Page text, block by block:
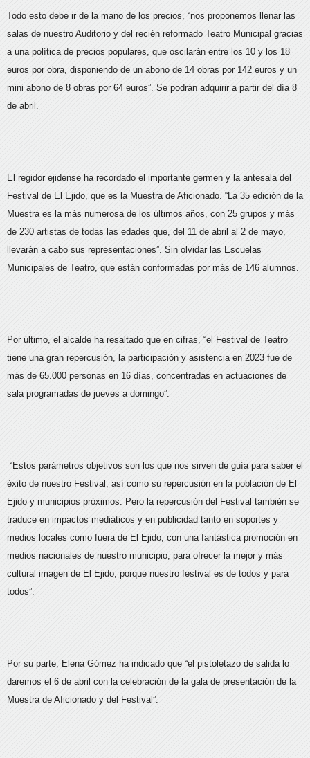
Todo esto debe ir de la mano de los precios, “nos proponemos llenar las
salas de nuestro Auditorio y del recién reformado Teatro Municipal gracias
a una política de precios populares, que oscilarán entre los 10 y los 18
euros por obra, disponiendo de un abono de 14 obras por 142 euros y un
mini abono de 8 obras por 64 euros”. Se podrán adquirir a partir del día 8
de abril.
El regidor ejidense ha recordado el importante germen y la antesala del
Festival de El Ejido, que es la Muestra de Aficionado. “La 35 edición de la
Muestra es la más numerosa de los últimos años, con 25 grupos y más
de 230 artistas de todas las edades que, del 11 de abril al 2 de mayo,
llevarán a cabo sus representaciones”. Sin olvidar las Escuelas
Municipales de Teatro, que están conformadas por más de 146 alumnos.
Por último, el alcalde ha resaltado que en cifras, “el Festival de Teatro
tiene una gran repercusión, la participación y asistencia en 2023 fue de
más de 65.000 personas en 16 días, concentradas en actuaciones de
sala programadas de jueves a domingo”.
“Estos parámetros objetivos son los que nos sirven de guía para saber el
éxito de nuestro Festival, así como su repercusión en la población de El
Ejido y municipios próximos. Pero la repercusión del Festival también se
traduce en impactos mediáticos y en publicidad tanto en soportes y
medios locales como fuera de El Ejido, con una fantástica promoción en
medios nacionales de nuestro municipio, para ofrecer la mejor y más
cultural imagen de El Ejido, porque nuestro festival es de todos y para
todos”.
Por su parte, Elena Gómez ha indicado que “el pistoletazo de salida lo
daremos el 6 de abril con la celebración de la gala de presentación de la
Muestra de Aficionado y del Festival”.